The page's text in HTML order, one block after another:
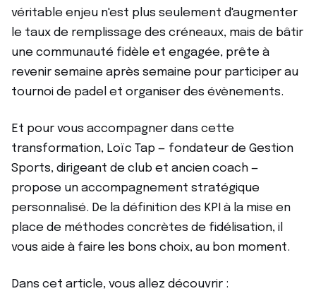
véritable enjeu n'est plus seulement d'augmenter
le taux de remplissage des créneaux, mais de bâtir
une communauté fidèle et engagée, prête à
revenir semaine après semaine pour participer au
tournoi de padel et organiser des évènements.
Et pour vous accompagner dans cette
transformation, Loïc Tap — fondateur de Gestion
Sports, dirigeant de club et ancien coach —
propose un accompagnement stratégique
personnalisé. De la définition des KPI à la mise en
place de méthodes concrètes de fidélisation, il
vous aide à faire les bons choix, au bon moment.
Dans cet article, vous allez découvrir :